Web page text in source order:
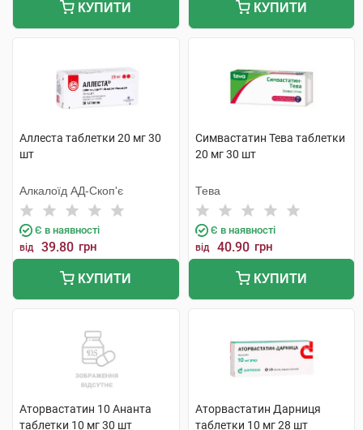
КУПИТИ КУПИТИ
Аллеста таблетки 20 мг 30
шт
Алкалоїд АД-Скоп'є
Є в наявності
від 39.80 грн
КУПИТИ
Симвастатин Тева таблетки
20 мг 30 шт
Тева
Є в наявності
від 40.90 грн
КУПИТИ
Аторвастатин 10 Ананта
таблетки 10 мг 30 шт
Аторвастатин Дарниця
таблетки 10 мг 28 шт